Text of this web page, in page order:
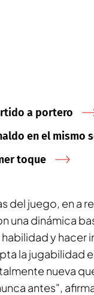
a portero
en el mismo
toque
del juego, en a
una dinámica
y hacer
la jugabilidad
nueva
antes",